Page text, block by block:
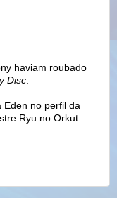
haviam roubado
Disc
Eden no perfil da
Ryu no Orkut: